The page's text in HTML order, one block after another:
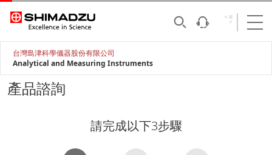
台灣島津科學儀器股份有限公司
Analytical and Measuring Instruments
產品諮詢
請完成以下3步驟